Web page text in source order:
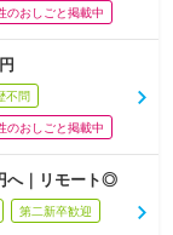
のおしごと掲載中
不問
のおしごと掲載中
へ｜リモート◎
第二新卒歓迎